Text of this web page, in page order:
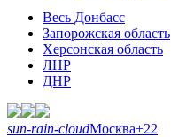
Весь Донбасс
Запорожская область
Херсонская область
ЛНР
ДНР
sun-rain-cloudМосква+22